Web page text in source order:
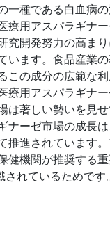
一種である白血病
療用アスパラギナー
究開発努力の高ま
います。食品産業
この成分の広範な
療用アスパラギナ
は著しい勢いを見
ナーゼ市場の成長
推進されています
健機関が推奨する
れているためです。